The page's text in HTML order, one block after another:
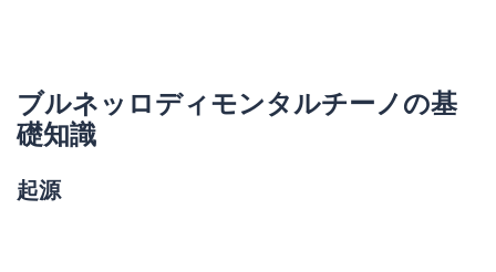
ブルネッロディモンタルチーノの基
礎知識
起源